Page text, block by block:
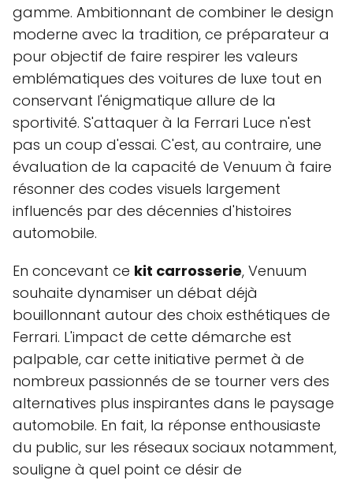
gamme. Ambitionnant de combiner le design
moderne avec la tradition, ce préparateur a
pour objectif de faire respirer les valeurs
emblématiques des voitures de luxe tout en
conservant l'énigmatique allure de la
sportivité. S'attaquer à la Ferrari Luce n'est
pas un coup d'essai. C'est, au contraire, une
évaluation de la capacité de Venuum à faire
résonner des codes visuels largement
influencés par des décennies d'histoires
automobile.
En concevant ce kit carrosserie, Venuum
souhaite dynamiser un débat déjà
bouillonnant autour des choix esthétiques de
Ferrari. L'impact de cette démarche est
palpable, car cette initiative permet à de
nombreux passionnés de se tourner vers des
alternatives plus inspirantes dans le paysage
automobile. En fait, la réponse enthousiaste
du public, sur les réseaux sociaux notamment,
souligne à quel point ce désir de